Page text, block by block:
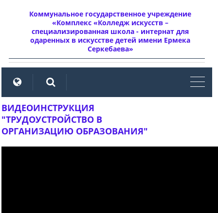
Коммунальное государственное учреждение
«Комплекс «Колледж искусств –
специализированная школа - интернат для
одаренных в искусстве детей имени Ермека
Серкебаева»
ВИДЕОИНСТРУКЦИЯ
"ТРУДОУСТРОЙСТВО В
ОРГАНИЗАЦИЮ ОБРАЗОВАНИЯ"